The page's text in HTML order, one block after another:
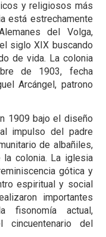
y religiosos más
está estrechamente
del Volga,
siglo XIX buscando
de vida. La colonia
de 1903, fecha
Arcángel, patrono
1909 bajo el diseño
impulso del padre
de albañiles,
colonia. La iglesia
gótica y
espiritual y social
importantes
fisonomía actual,
cincuentenario del